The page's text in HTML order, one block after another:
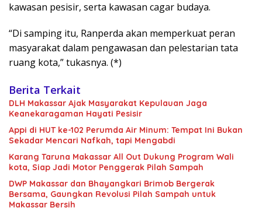
kawasan pesisir, serta kawasan cagar budaya.
“Di samping itu, Ranperda akan memperkuat peran
masyarakat dalam pengawasan dan pelestarian tata
ruang kota,” tukasnya. (*)
Berita Terkait
DLH Makassar Ajak Masyarakat Kepulauan Jaga
Keanekaragaman Hayati Pesisir
Appi di HUT ke-102 Perumda Air Minum: Tempat Ini Bukan
Sekadar Mencari Nafkah, tapi Mengabdi
Karang Taruna Makassar All Out Dukung Program Wali
kota, Siap Jadi Motor Penggerak Pilah Sampah
DWP Makassar dan Bhayangkari Brimob Bergerak
Bersama, Gaungkan Revolusi Pilah Sampah untuk
Makassar Bersih